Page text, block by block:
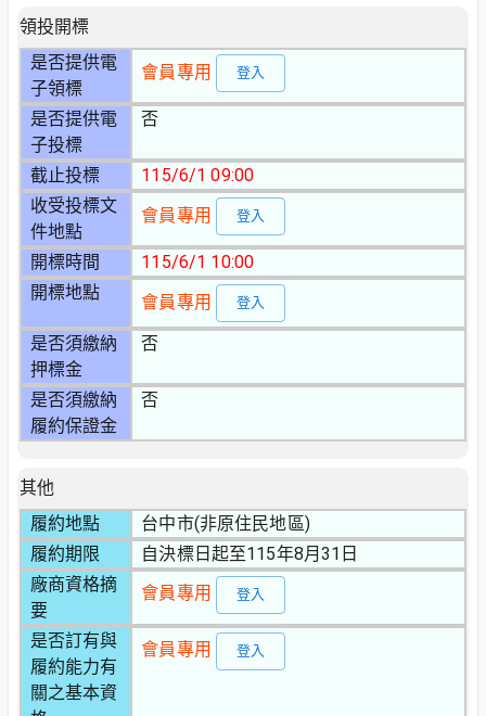
領投開標
是否提供電
子領標
會員專用 登入
是否提供電
子投標
否
截止投標
115/6/1 09:00
收受投標文
件地點
會員專用 登入
開標時間
115/6/1 10:00
開標地點
會員專用 登入
是否須繳納
押標金
否
是否須繳納
履約保證金
否
其他
履約地點
台中市(非原住民地區)
履約期限
自決標日起至115年8月31日
廠商資格摘
要
會員專用 登入
是否訂有與
履約能力有
關之基本資
會員專用 登入